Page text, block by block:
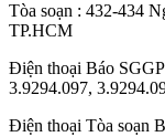
Tòa soạn : 432-434
TP.HCM
Điện thoại Báo
3.9294.097,
Điện thoại Tòa soạn